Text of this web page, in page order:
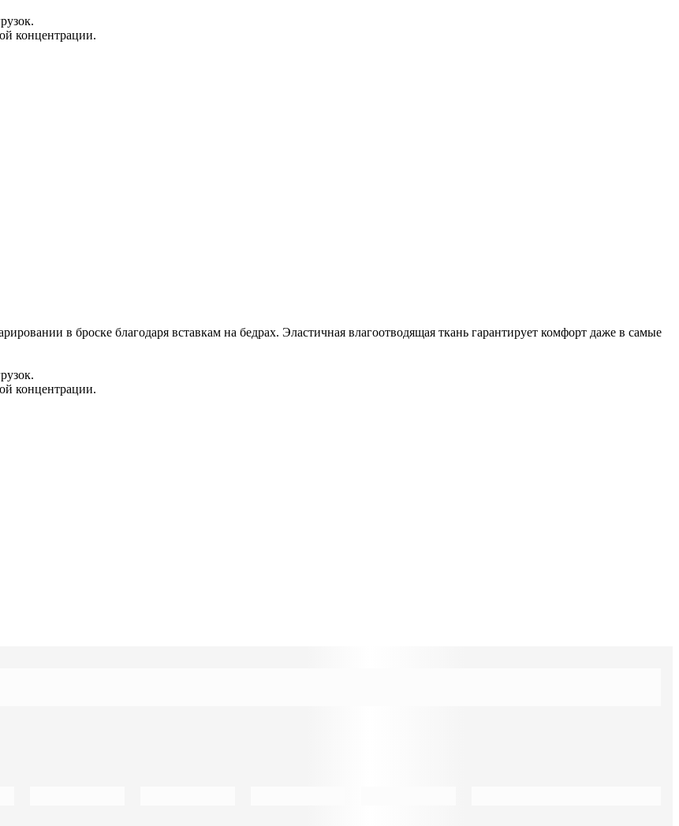
концентрации.
в броске благодаря вставкам на бедрах. Эластичная влагоотводящая ткань гарантирует комфорт даже в самые
концентрации.